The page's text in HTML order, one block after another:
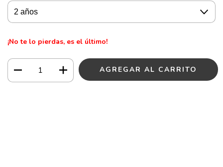
¡No te lo pierdas, es el último!